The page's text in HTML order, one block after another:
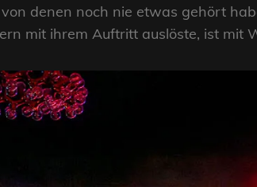
denen noch nie etwas gehört
mit ihrem Auftritt auslöste, ist mit